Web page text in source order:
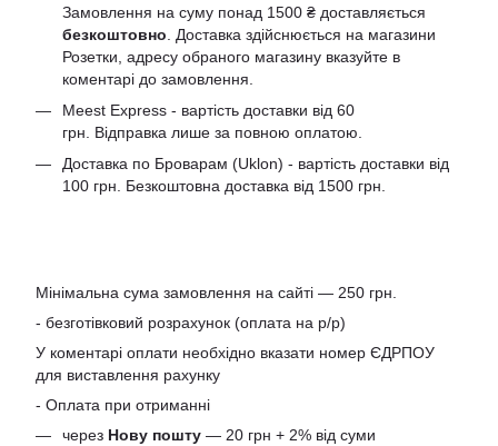
Замовлення на суму понад 1500 ₴ доставляється
безкоштовно . Доставка здійснюється на магазини
Розетки, адресу обраного магазину вказуйте в
коментарі до замовлення.
Meest Express - вартість доставки від 60
грн. Відправка лише за повною оплатою.
Доставка по Броварам (Uklon) - вартість доставки від
100 грн. Безкоштовна доставка від 1500 грн.
Мінімальна сума замовлення на сайті — 250 грн.
- безготівковий розрахунок (оплата на р/р)
У коментарі оплати необхідно вказати номер ЄДРПОУ
для виставлення рахунку
- Оплата при отриманні
через Нову пошту — 20 грн + 2% від суми